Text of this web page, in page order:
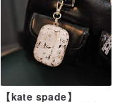
【kate spade】